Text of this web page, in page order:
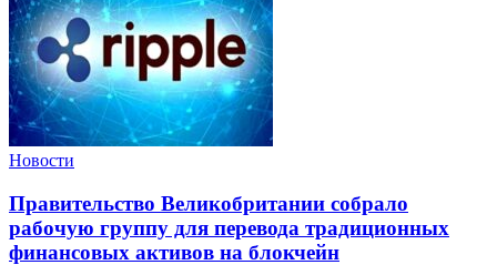
Новости
Правительство Великобритании собрало
рабочую группу для перевода традиционных
финансовых активов на блокчейн